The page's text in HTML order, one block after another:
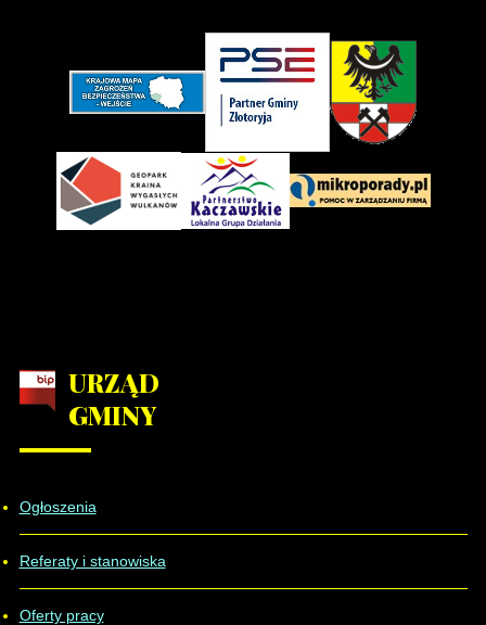
URZĄD
GMINY
Ogłoszenia
Referaty i stanowiska
Oferty pracy